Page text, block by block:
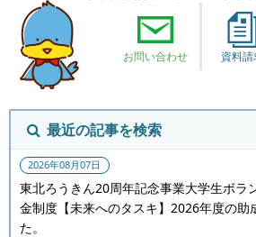
お問い合わせ 資料請
最近の記事を検索
2026年08月07日
東北ろうきん20周年記念事業大学生ボラ
金制度【未来へのタスキ】2026年度の助
た。